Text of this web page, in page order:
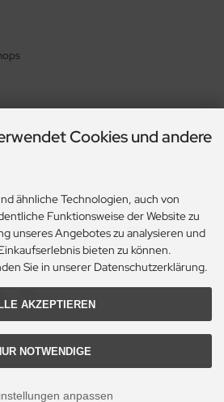
shop/ - All rights reserved.
Cookies und andere
ähnliche Technologien, auch von
Funktionsweise der Website zu
unseres Angebotes zu analysieren und
bieten zu können.
Sie in unserer Datenschutzerklärung.
AKZEPTIEREN
NOTWENDIGE
anpassen